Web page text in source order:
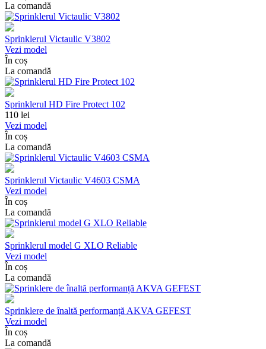
La comandă
Sprinklerul Victaulic V3802
Vezi model
În coș
La comandă
Sprinklerul HD Fire Protect 102
110 lei
Vezi model
În coș
La comandă
Sprinklerul Victaulic V4603 CSMA
Vezi model
În coș
La comandă
Sprinklerul model G XLO Reliable
Vezi model
În coș
La comandă
Sprinklere de înaltă performanță AKVA GEFEST
Vezi model
În coș
La comandă